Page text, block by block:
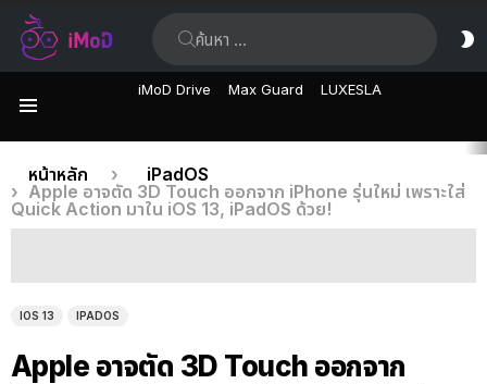
iMoD Drive Max Guard LUXESLA
เรื่อง
ล่าสุด
คุณอยู่ที่นี่:
หน้าหลัก
iPadOS
Apple อาจตัด 3D Touch ออกจาก iPhone รุ่นใหม่ เพราะใส่
Quick Action มาใน iOS 13, iPadOS ด้วย!
IOS 13 IPADOS
Apple อาจตัด 3D Touch ออกจาก